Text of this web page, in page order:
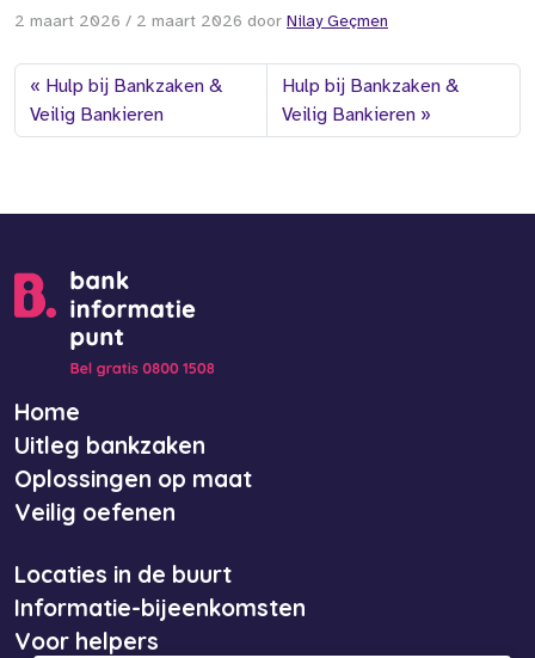
2 maart 2026 / 2 maart 2026 door Nilay Geçmen
Hulp bij Bankzaken &
Veilig Bankieren
Hulp bij Bankzaken &
Veilig Bankieren
Home
Uitleg bankzaken
Oplossingen op maat
Veilig oefenen
Locaties in de buurt
Informatie-bijeenkomsten
Voor helpers